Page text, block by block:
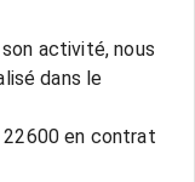
activité, nous
dans le
22600 en contrat